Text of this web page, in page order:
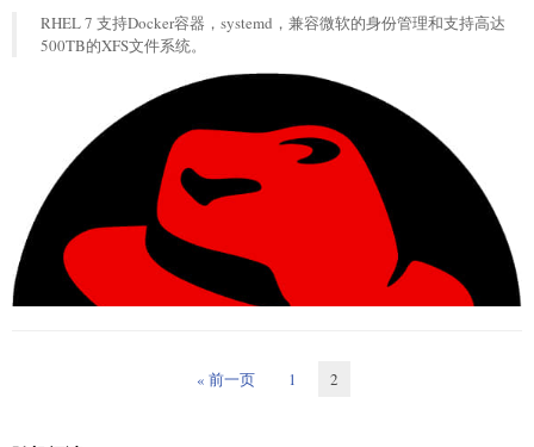
名字都是持久不变的。然而，这种命名规则并不是默认在CentOS/RHEL6上
RHEL 7 支持Docker容器，systemd，兼容微软的身份管理和支持高达
500TB的XFS文件系统。
« 前一页 1 2